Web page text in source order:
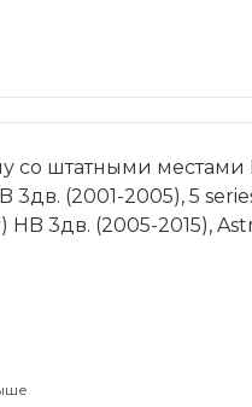
со штатными местами
3дв. (2001-2005), 5
HB 3дв. (2005-2015),